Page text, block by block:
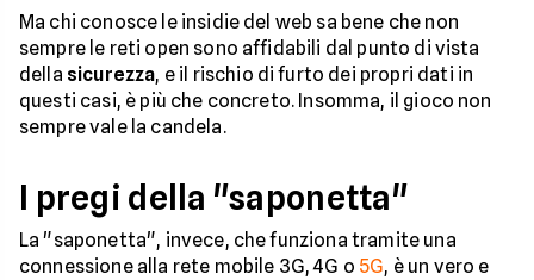
Ma chi conosce le insidie del web sa bene che non
sempre le reti open sono affidabili dal punto di vista
della sicurezza, e il rischio di furto dei propri dati in
questi casi, è più che concreto. Insomma, il gioco non
sempre vale la candela.
I pregi della "saponetta"
La "saponetta", invece, che funziona tramite una
connessione alla rete mobile 3G, 4G o 5G, è un vero e